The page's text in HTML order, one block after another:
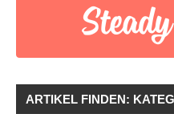
ARTIKEL FINDEN: